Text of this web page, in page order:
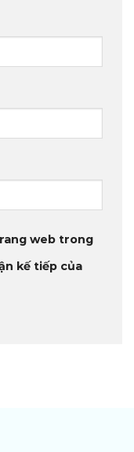
web trong
kế tiếp của